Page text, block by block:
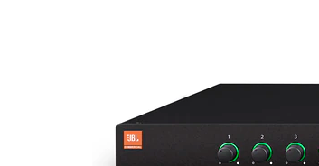
Gravação e Transmissão
Produtos Descontinuados